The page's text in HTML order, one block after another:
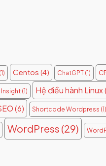
(1) Centos (4) ChatGPT (1)
(1) Hệ điều hành Linux
(6) Shortcode Wordpress (1)
WordPress (29)